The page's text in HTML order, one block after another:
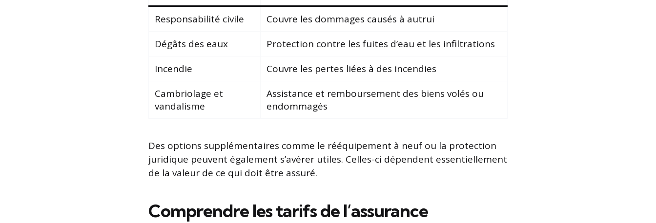
Responsabilité civile
Couvre les dommages causés à autrui
Dégâts des eaux
Protection contre les fuites d’eau et les infiltrations
Incendie
Couvre les pertes liées à des incendies
Cambriolage et
vandalisme
Assistance et remboursement des biens volés ou
endommagés
Des options supplémentaires comme le rééquipement à neuf ou la protection
juridique peuvent également s’avérer utiles. Celles-ci dépendent essentiellement
de la valeur de ce qui doit être assuré.
Comprendre les tarifs de l’assurance